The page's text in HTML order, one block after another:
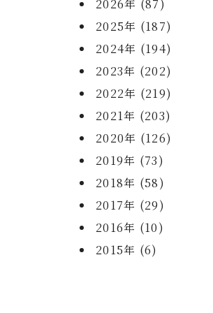
2026年 (87)
2025年 (187)
2024年 (194)
2023年 (202)
2022年 (219)
2021年 (203)
2020年 (126)
2019年 (73)
2018年 (58)
2017年 (29)
2016年 (10)
2015年 (6)